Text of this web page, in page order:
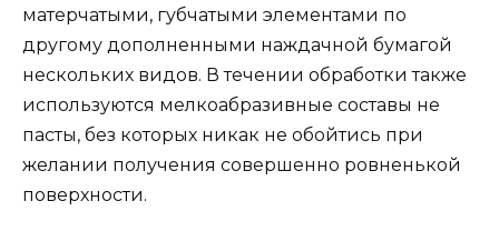
матерчатыми, губчатыми элементами по
другому дополненными наждачной бумагой
нескольких видов. В течении обработки также
используются мелкоабразивные составы не
пасты, без которых никак не обойтись при
желании получения совершенно ровненькой
поверхности.